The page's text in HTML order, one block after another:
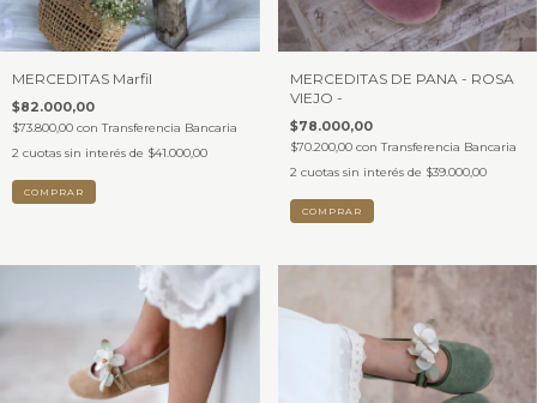
MERCEDITAS Marfil
$82.000,00
$73.800,00 con Transferencia Bancaria
2 cuotas sin interés de $41.000,00
COMPRAR
MERCEDITAS DE PANA - ROSA
VIEJO -
$78.000,00
$70.200,00 con Transferencia Bancaria
2 cuotas sin interés de $39.000,00
COMPRAR